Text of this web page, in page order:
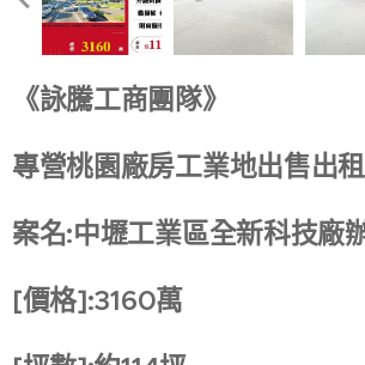
《詠騰工商團隊》
專營桃園廠房工業地出售出租
案名:中壢工業區全新科技廠
[價格]:3160萬